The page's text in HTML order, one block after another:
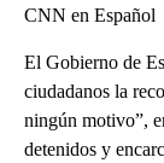
CNN en Español
El Gobierno de
ciudadanos la
ningún motivo”,
detenidos y